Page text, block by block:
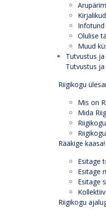
Infotund
Olulise
Muud
Tutvustus
Tutvustus
Riigikogu
Mis on
Mida
Rääkige kaasa!
Esitage
Esitage
Esitage
Riigikogu